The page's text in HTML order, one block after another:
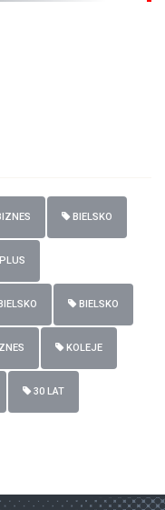
BIELSKO
BIELSKO
KOLEJE
30 LAT